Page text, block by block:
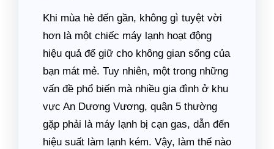
Khi mùa hè đến gần, không gì tuyệt vời
hơn là một chiếc máy lạnh hoạt động
hiệu quả để giữ cho không gian sống của
bạn mát mẻ. Tuy nhiên, một trong những
vấn đề phổ biến mà nhiều gia đình ở khu
vực An Dương Vương, quận 5 thường
gặp phải là máy lạnh bị cạn gas, dẫn đến
hiệu suất làm lạnh kém. Vậy, làm thế nào